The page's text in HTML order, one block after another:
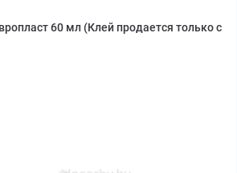
60 мл (Клей продается только с